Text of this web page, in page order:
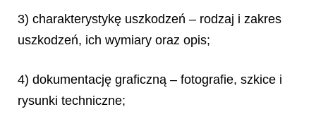
3) charakterystykę uszkodzeń – rodzaj i zakres
uszkodzeń, ich wymiary oraz opis;
4) dokumentację graficzną – fotografie, szkice i
rysunki techniczne;